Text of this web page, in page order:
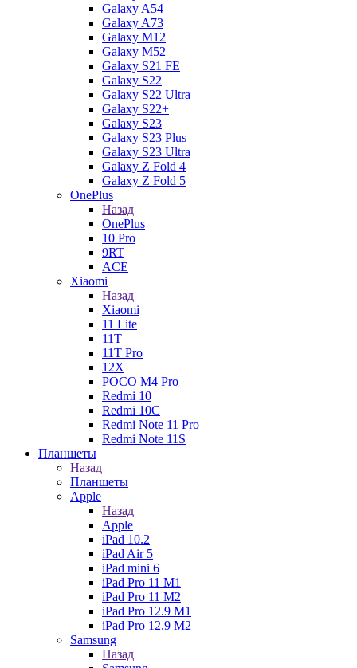
Galaxy A54
Galaxy A73
Galaxy M12
Galaxy M52
Galaxy S21 FE
Galaxy S22
Galaxy S22 Ultra
Galaxy S22+
Galaxy S23
Galaxy S23 Plus
Galaxy S23 Ultra
Galaxy Z Fold 4
Galaxy Z Fold 5
OnePlus
Назад
OnePlus
10 Pro
9RT
ACE
Xiaomi
Назад
Xiaomi
11 Lite
11T
11T Pro
12X
POCO M4 Pro
Redmi 10
Redmi 10C
Redmi Note 11 Pro
Redmi Note 11S
Планшеты
Назад
Планшеты
Apple
Назад
Apple
iPad 10.2
iPad Air 5
iPad mini 6
iPad Pro 11 M1
iPad Pro 11 M2
iPad Pro 12.9 M1
iPad Pro 12.9 M2
Samsung
Назад